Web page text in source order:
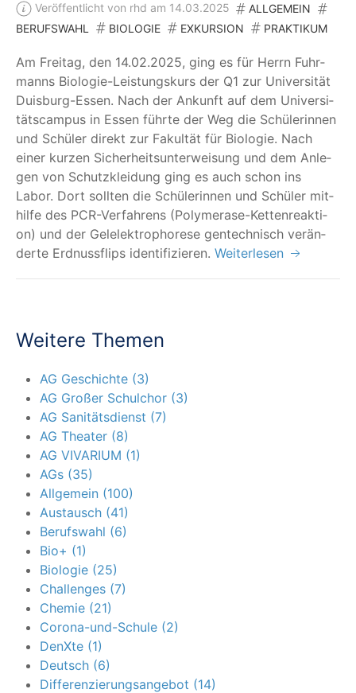
Veröffentlicht von rhd am 14.03.2025
ALLGEMEIN
BERUFSWAHL
BIOLOGIE EXKURSION PRAKTIKUM
Am Frei­tag, den 14.02.2025, ging es für Herrn Fuhr­
manns Bio­lo­gie-Leis­tungs­kurs der Q1 zur Uni­ver­si­tät
Duis­burg-Essen. Nach der Ankunft auf dem Uni­ver­si­
täts­cam­pus in Essen führ­te der Weg die Schü­le­rin­nen
und Schü­ler direkt zur Fakul­tät für Bio­lo­gie. Nach
einer kur­zen Sicher­heits­un­ter­wei­sung und dem Anle­
gen von Schutz­klei­dung ging es auch schon ins
Labor. Dort soll­ten die Schü­le­rin­nen und Schü­ler mit­
hil­fe des PCR-Ver­fah­rens (Poly­me­ra­se-Ket­ten­re­ak­ti­
on) und der Gel­elek­tro­pho­re­se gen­tech­nisch ver­än­
der­te Erd­nuss­flips identifizieren. Weiterlesen
Weitere Themen
AG Geschichte (3)
AG Großer Schulchor (3)
AG Sanitätsdienst (7)
AG Theater (8)
AG VIVARIUM (1)
AGs (35)
Allgemein (100)
Austausch (41)
Berufswahl (6)
Bio+ (1)
Biologie (25)
Challenges (7)
Chemie (21)
Corona-und-Schule (2)
DenXte (1)
Deutsch (6)
Differenzierungsangebot (14)